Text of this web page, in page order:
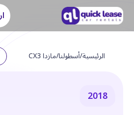
الرئيسية/أسطولنا/مازدا CX3
2018